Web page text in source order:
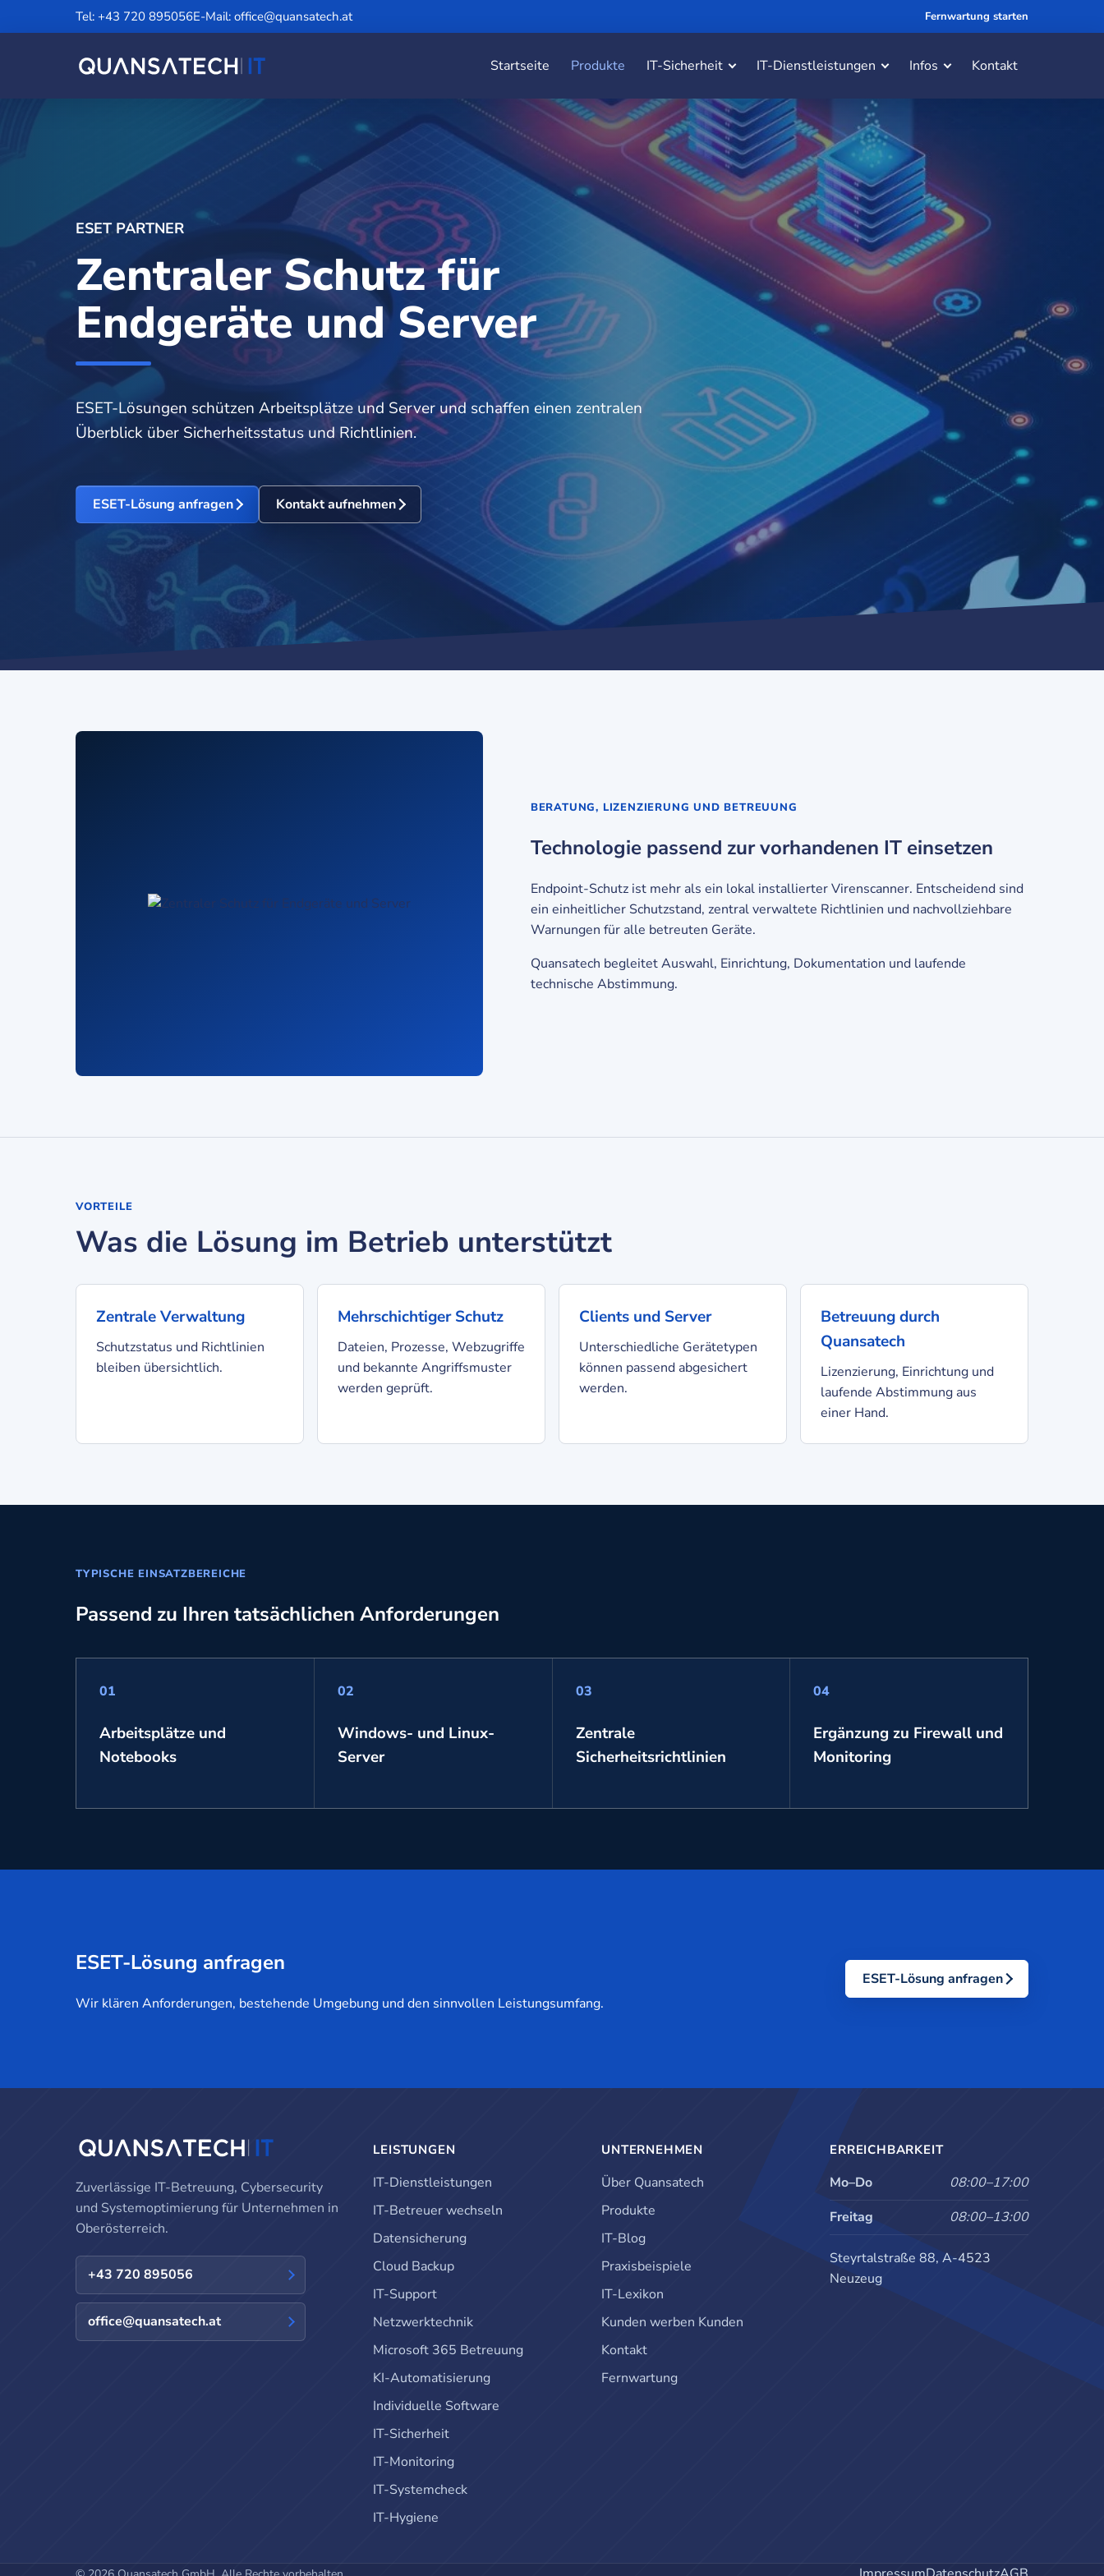
Tel: +43 720 895056E-Mail: office@quansatech.at Fernwartung starten
Startseite Produkte IT-Sicherheit IT-Dienstleistungen Infos Kontakt
ESET PARTNER
Zentraler Schutz für
Endgeräte und Server
ESET-Lösungen schützen Arbeitsplätze und Server und schaffen einen zentralen
Überblick über Sicherheitsstatus und Richtlinien.
ESET-Lösung anfragen Kontakt aufnehmen
BERATUNG, LIZENZIERUNG UND BETREUUNG
Technologie passend zur vorhandenen IT einsetzen
Endpoint-Schutz ist mehr als ein lokal installierter Virenscanner. Entscheidend sind
ein einheitlicher Schutzstand, zentral verwaltete Richtlinien und nachvollziehbare
Warnungen für alle betreuten Geräte.
Quansatech begleitet Auswahl, Einrichtung, Dokumentation und laufende
technische Abstimmung.
VORTEILE
Was die Lösung im Betrieb unterstützt
Zentrale Verwaltung
Schutzstatus und Richtlinien
bleiben übersichtlich.
Mehrschichtiger Schutz
Dateien, Prozesse, Webzugriffe
und bekannte Angriffsmuster
werden geprüft.
Clients und Server
Unterschiedliche Gerätetypen
können passend abgesichert
werden.
Betreuung durch
Quansatech
Lizenzierung, Einrichtung und
laufende Abstimmung aus
einer Hand.
TYPISCHE EINSATZBEREICHE
Passend zu Ihren tatsächlichen Anforderungen
01
Arbeitsplätze und
Notebooks
02
Windows- und Linux-
Server
03
Zentrale
Sicherheitsrichtlinien
04
Ergänzung zu Firewall und
Monitoring
ESET-Lösung anfragen
Wir klären Anforderungen, bestehende Umgebung und den sinnvollen Leistungsumfang.
ESET-Lösung anfragen
Zuverlässige IT-Betreuung, Cybersecurity
und Systemoptimierung für Unternehmen in
Oberösterreich.
+43 720 895056
office@quansatech.at
LEISTUNGEN
IT-Dienstleistungen
IT-Betreuer wechseln
Datensicherung
Cloud Backup
IT-Support
Netzwerktechnik
Microsoft 365 Betreuung
KI-Automatisierung
Individuelle Software
IT-Sicherheit
IT-Monitoring
IT-Systemcheck
IT-Hygiene
UNTERNEHMEN
Über Quansatech
Produkte
IT-Blog
Praxisbeispiele
IT-Lexikon
Kunden werben Kunden
Kontakt
Fernwartung
ERREICHBARKEIT
Mo–Do
08:00–17:00
Freitag
08:00–13:00
Steyrtalstraße 88, A-4523
Neuzeug